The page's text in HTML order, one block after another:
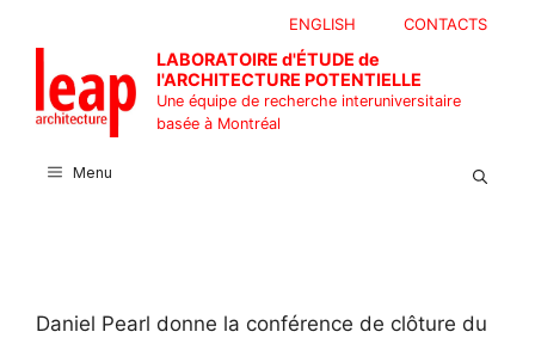
contenu
CONTACTS
ENGLISH
LABORATOIRE d'ÉTUDE de
l'ARCHITECTURE POTENTIELLE
Une équipe de recherche interuniversitaire
basée à Montréal
Menu
Daniel Pearl donne la conférence de clôture du